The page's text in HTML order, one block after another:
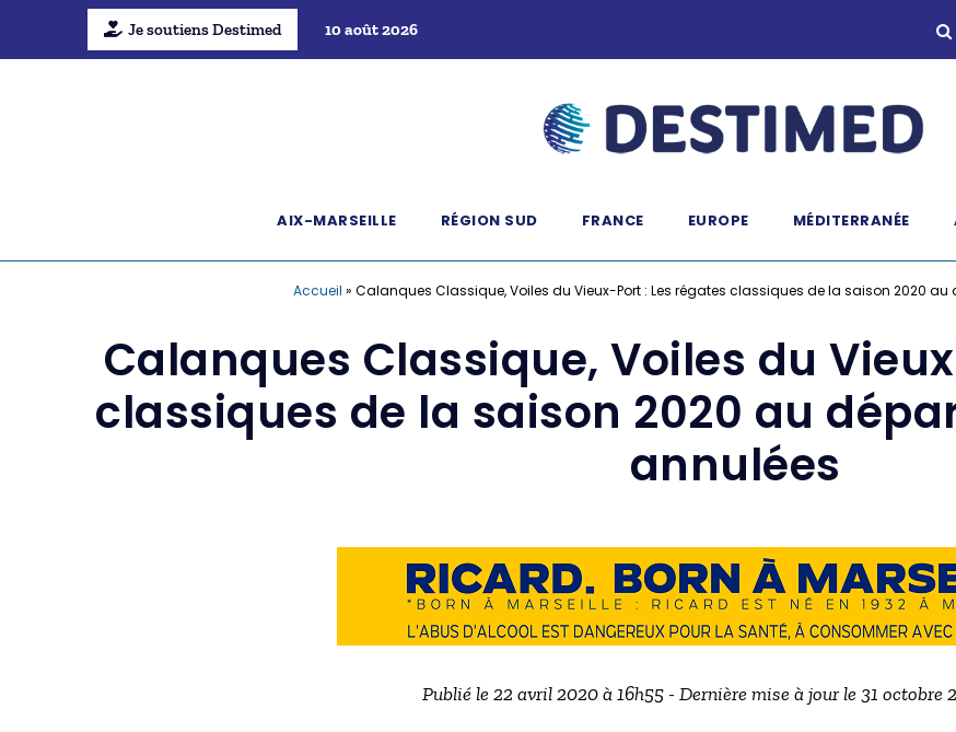
Je soutiens Destimed 10 août 2026
AIX-MARSEILLE RÉGION SUD FRANCE EUROPE MÉDITERRANÉE
Accueil » Calanques Classique, Voiles du Vieux-Port : Les régates classiques de la saison 2020 au
Calanques Classique, Voiles du
classiques de la saison 2020 au
annulées
Publié le 22 avril 2020 à 16h55 - Dernière mise à jour le 31 octobre